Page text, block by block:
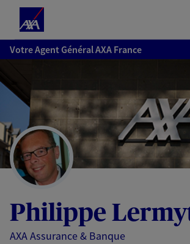
Accéder
au
Accéder
au
pied
de
page
Votre Agent Général AXA France
Philippe
AXA Assurance & Banque